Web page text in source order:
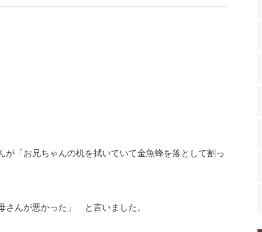
「お兄ちゃんの机を拭いていて金魚蜂を落として割っ
さんが悪かった」 と言いました。